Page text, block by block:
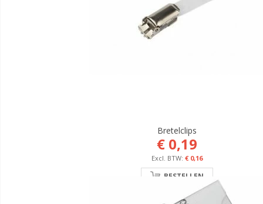
Bretelclips
€ 0,19
€ 0,16
BESTELLEN